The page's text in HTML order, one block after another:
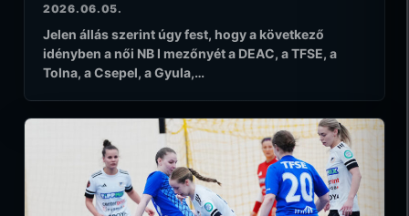
2026.06.05.
Jelen állás szerint úgy fest, hogy a következő
idényben a női NB I mezőnyét a DEAC, a TFSE, a
Tolna, a Csepel, a Gyula,…